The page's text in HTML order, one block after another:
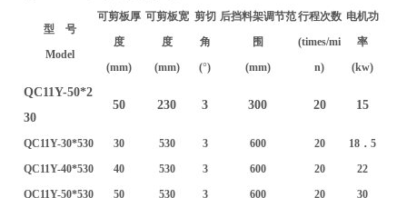
型 号
Model
可剪板厚
度
(mm)
可剪板宽
度
(mm)
剪切
角
(°)
后挡料架调节范
围
(mm)
行程次数
(times/mi
n)
电机功
率
(kw)
QC11Y-50*2
30
50 230 3 300 20 15
QC11Y-30*530 30 530 3 600 20
18．5
QC11Y-40*530
40 530 3 600 20
22
QC11Y-50*530
50 530 3 600 20
30